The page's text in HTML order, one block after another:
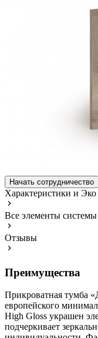
Начать сотрудничество
Характеристики и
Все элементы системы
Отзывы
Преимущества
Прикроватная тумба
европейского
High Gloss украшен
подчеркивает